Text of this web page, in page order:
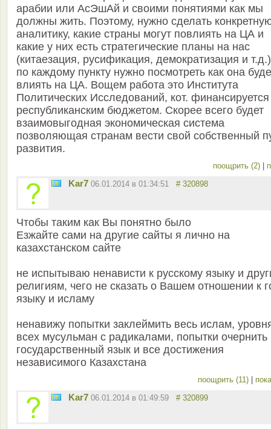
арабии или АсЭшАй и своими понятиями как мы
должны жить. Поэтому, нужно сделать
аналитику, какие страны могут повлиять на ЦА и
какие у них есть стратегические планы на нас
(китаезация, русификация, демократизация и
по каждому пункту нужно посмотреть как она
влиять на ЦА. Вощем работа это Института
Политических Исследований, кот. финансируется
республиканским бюджетом. Скорее всего будет
взаимовыгодная экономическая система
позволяющая странам вести свой собственный
развития.
поощрить (2)
Kar7 06.01.2014 в 01:34:51 # 320898
Чтобы таким как Вы понятно было
Езжайте сами на другие сайты я лично на
казахстанском сайте
не испытываю ненависти к русскому языку и
религиям, чего не сказать о Вашем отношении к
языку и исламу
ненавижу попытки заклеймить весь ислам,
всех мусульман с радикалами, попытки очернить
государственный язык и все достижения
независимого Казахстана
поощрить (11)
Kar7 06.01.2014 в 01:49:59 # 320899